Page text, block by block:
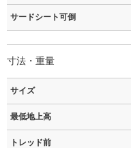
サードシート可倒
寸法・重量
サイズ
最低地上高
トレッド前